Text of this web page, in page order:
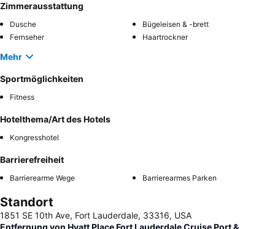
Zimmerausstattung
Dusche
Bügeleisen & -brett
Fernseher
Haartrockner
Mehr
Sportmöglichkeiten
Fitness
Hotelthema/Art des Hotels
Kongresshotel
Barrierefreiheit
Barrierearme Wege Barrierearmes Parken
Standort
1851 SE 10th Ave, Fort Lauderdale, 33316, USA